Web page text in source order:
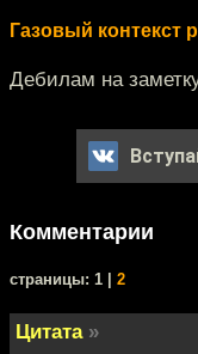
Газовый контекст
Дебилам на
Комментарии
cтраницы: 1 | 2
Цитата »